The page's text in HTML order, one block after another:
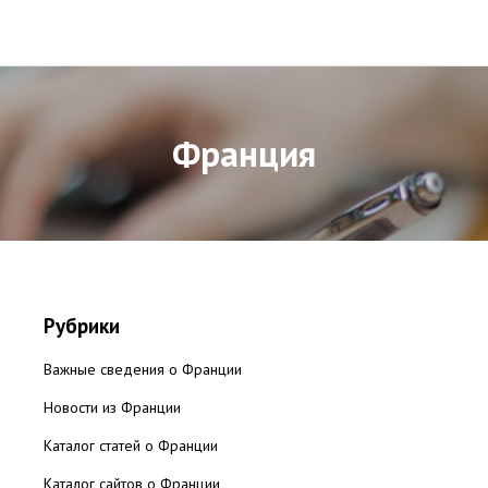
Франция
Рубрики
Важные сведения о Франции
Новости из Франции
Каталог статей о Франции
Каталог сайтов о Франции